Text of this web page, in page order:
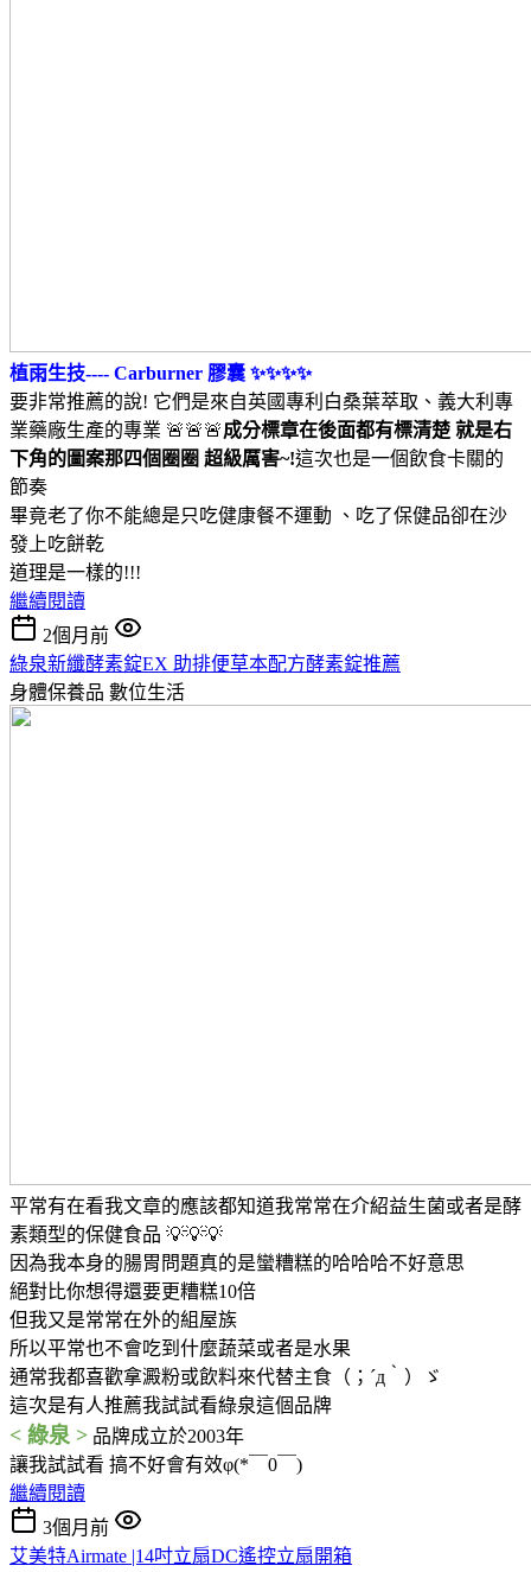
植雨生技---- Carburner 膠囊 ✨✨✨✨
要非常推薦的說! 它們是來自英國專利白桑葉萃取、義大利專
業藥廠生產的專業 🚨🚨🚨成分標章在後面都有標清楚 就是右
下角的圖案那四個圈圈 超級厲害~!這次也是一個飲食卡關的
節奏
畢竟老了你不能總是只吃健康餐不運動 、吃了保健品卻在沙
發上吃餅乾
道理是一樣的!!!
繼續閱讀
2個月前
綠泉新纖酵素錠EX 助排便草本配方酵素錠推薦
身體保養品 數位生活
平常有在看我文章的應該都知道我常常在介紹益生菌或者是酵
素類型的保健食品 💡💡💡
因為我本身的腸胃問題真的是蠻糟糕的哈哈哈不好意思
絕對比你想得還要更糟糕10倍
但我又是常常在外的組屋族
所以平常也不會吃到什麼蔬菜或者是水果
通常我都喜歡拿澱粉或飲料來代替主食（；´д｀）ゞ
這次是有人推薦我試試看綠泉這個品牌
< 綠泉 > 品牌成立於2003年
讓我試試看 搞不好會有效φ(*￣0￣)
繼續閱讀
3個月前
艾美特Airmate |14吋立扇DC遙控立扇開箱